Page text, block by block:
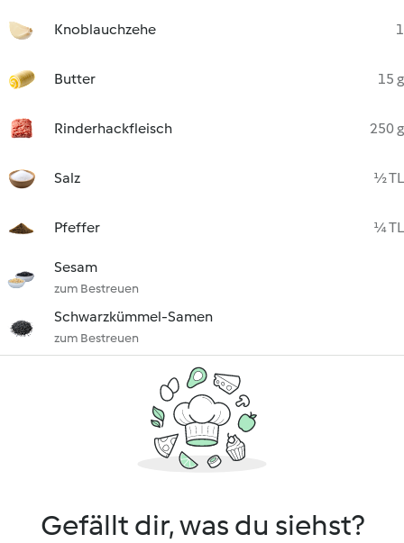
Knoblauchzehe 1
Butter 15 g
Rinderhackfleisch 250 g
Salz ½ TL
Pfeffer ¼ TL
Sesam
zum Bestreuen
Schwarzkümmel-Samen
zum Bestreuen
Gefällt dir, was du siehst?